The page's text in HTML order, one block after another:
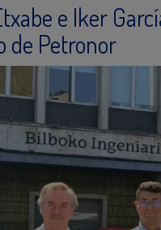
e Iker
de Petronor